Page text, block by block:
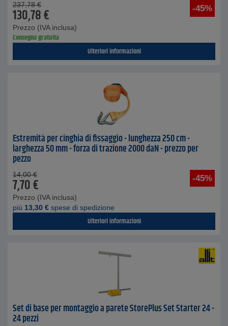
-45%
237,78 €
130,78€
Prezzo (IVA inclusa)
Consegna gratuita
Ulteriori informazioni
Estremità per cinghia di fissaggio - lunghezza 250 cm -
larghezza 50 mm - forza di trazione 2000 daN - prezzo per
pezzo
-45%
14,00 €
7,70€
Prezzo (IVA inclusa)
piú 13,30 € spese di spedizione
Ulteriori informazioni
Set di base per montaggio a parete StorePlus Set Starter 24 -
24 pezzi